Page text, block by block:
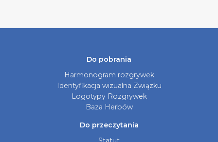
Do pobrania
Harmonogram rozgrywek
Identyfikacja wizualna Związku
Logotypy Rozgrywek
Baza Herbów
Do przeczytania